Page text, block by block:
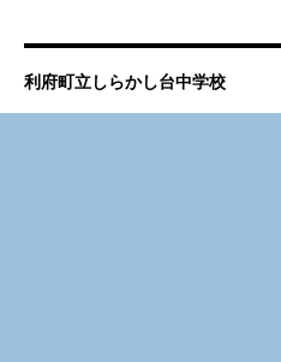
利府町立しらかし台中学校